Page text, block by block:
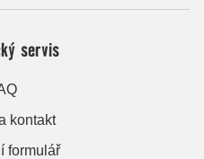
servis
kontakt
formulář